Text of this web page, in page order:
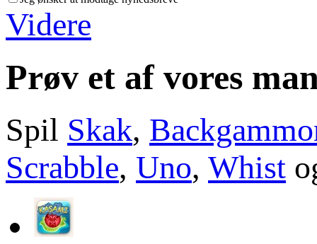
Videre
Prøv et af vores
Spil Skak,
Scrabble, Uno, Whist